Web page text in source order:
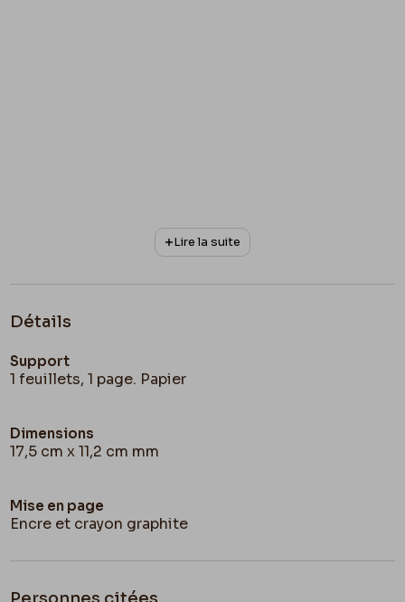
Lire la suite
Détails
Support
1 feuillets, 1 page. Papier
Dimensions
17,5 cm x 11,2 cm mm
Mise en page
Encre et crayon graphite